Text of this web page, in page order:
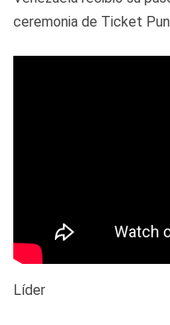
ceremonia de Ticket
Líder